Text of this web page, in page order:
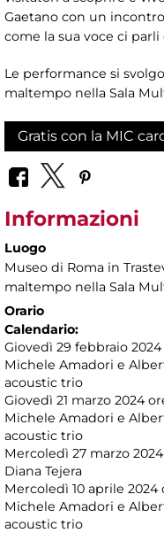
Gaetano con un
come la sua voce ci
Le performance si
maltempo nella Sala
Gratis con la MIC
Informazioni
Luogo
Museo di Roma in
maltempo nella Sala
Orario
Calendario:
Giovedì 29 febbraio
Michele Amadori e
acoustic trio
Giovedì 21 marzo 2024
Michele Amadori e
acoustic trio
Mercoledì 27 marzo
Diana Tejera
Mercoledì 10 aprile 2024
Michele Amadori e
acoustic trio